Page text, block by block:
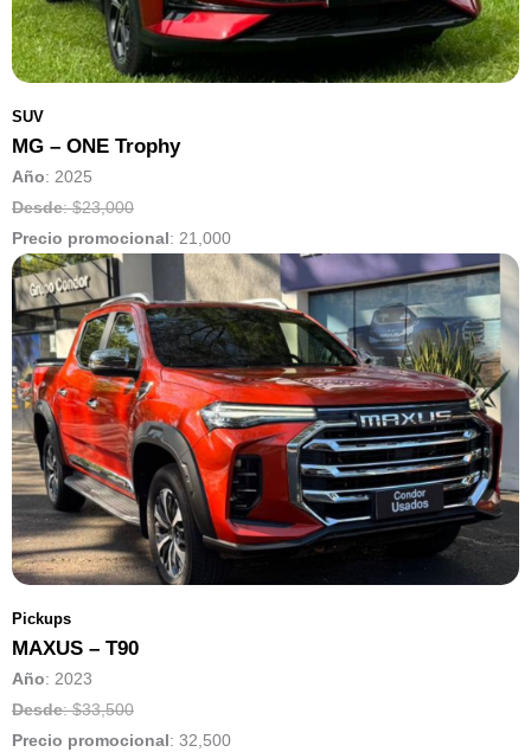
SUV
MG – ONE Trophy
Año: 2025
Desde: $23,000
Precio promocional: 21,000
Pickups
MAXUS – T90
Año: 2023
Desde: $33,500
Precio promocional: 32,500